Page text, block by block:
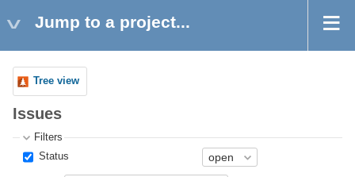
Jump to a project...
Tree view
Issues
Filters
Status